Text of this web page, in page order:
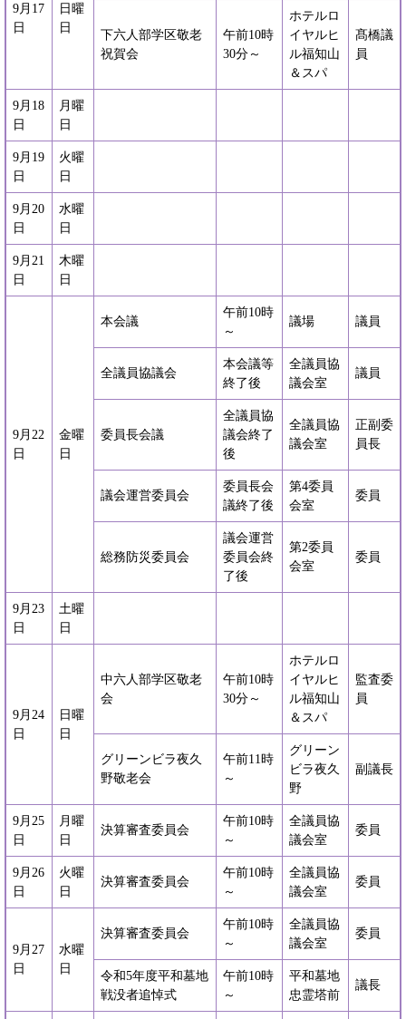
9月17
日
日曜
日
下六人部学区敬老
祝賀会
午前10時
30分～
ホテルロ
イヤルヒ
ル福知山
＆スパ
髙橋議
員
9月18
日
月曜
日
9月19
日
火曜
日
9月20
日
水曜
日
9月21
日
木曜
日
9月22
日
金曜
日
本会議
午前10時
～
議場 議員
全議員協議会
本会議等
終了後
全議員協
議会室
議員
委員長会議
全議員協
議会終了
後
全議員協
議会室
正副委
員長
議会運営委員会
委員長会
議終了後
第4委員
会室
委員
総務防災委員会
議会運営
委員会終
了後
第2委員
会室
委員
9月23
日
土曜
日
9月24
日
日曜
日
中六人部学区敬老
会
午前10時
30分～
ホテルロ
イヤルヒ
ル福知山
＆スパ
監査委
員
グリーンビラ夜久
野敬老会
午前11時
～
グリーン
ビラ夜久
野
副議長
9月25
日
月曜
日
決算審査委員会
午前10時
～
全議員協
議会室
委員
9月26
日
火曜
日
決算審査委員会
午前10時
～
全議員協
議会室
委員
9月27
日
水曜
日
決算審査委員会
午前10時
～
全議員協
議会室
委員
令和5年度平和墓地
戦没者追悼式
午前10時
～
平和墓地
忠霊塔前
議長